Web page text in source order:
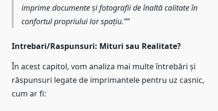
imprime documente și fotografii de înaltă calitate în
confortul propriului lor spațiu.”
Intrebari/Raspunsuri: Mituri sau Realitate?
În acest capitol, vom analiza mai multe întrebări și
răspunsuri legate de imprimantele pentru uz casnic,
cum ar fi: